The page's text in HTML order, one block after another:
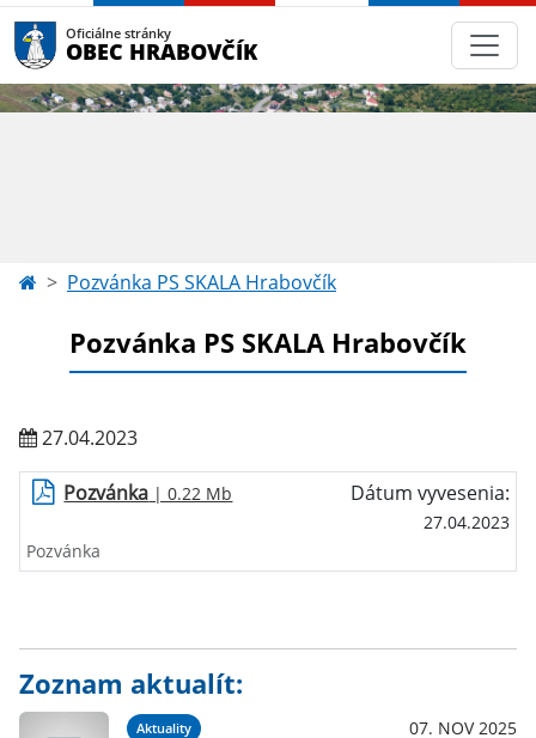
Oficiálne stránky
OBEC HRABOVČÍK
Pozvánka PS SKALA Hrabovčík
Pozvánka PS SKALA Hrabovčík
27.04.2023
Pozvánka | 0.22 Mb Dátum vyvesenia:
27.04.2023
Pozvánka
Zoznam aktualít:
Aktuality 07. NOV 2025